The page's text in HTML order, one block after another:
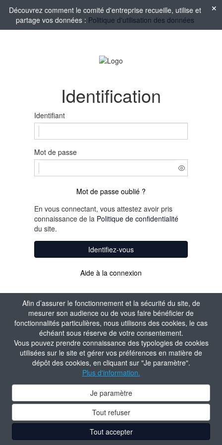
Afin d’assurer le fonctionnement et la sécurité du site, de
mesurer son audience ou de vous faire bénéficier de
fonctionnalités particulières, nous utilisons des cookies, le cas
échéant sous réserve de votre consentement.
Vous pouvez prendre connaissance des typologies de cookies
utilisées sur le site et gérer vos préférences en matière de
dépôt des cookies, en cliquant sur "Je paramètre".
Plus d'information.
Je paramètre
Tout refuser
Tout accepter
Découvrez comment le comité d'entreprise recueille, utilise et
partage vos données : Politique d'utilisation des données
Identification
Identifiant
Mot de passe
Mot de passe oublié ?
En vous connectant, vous attestez avoir pris
connaissance de la Politique de confidentialité
du site.
Identifiez-vous
Aide à la connexion